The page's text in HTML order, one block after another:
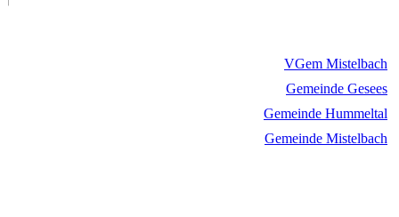
VGem Mistelbach
Gemeinde Gesees
Gemeinde Hummeltal
Gemeinde Mistelbach